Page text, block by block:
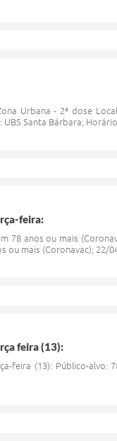
Urbana - 2ª dose
Santa Bárbara;
feira:
78 anos ou mais
mais (Coronavac); 22/
feira (13):
feira (13): Público-alvo: